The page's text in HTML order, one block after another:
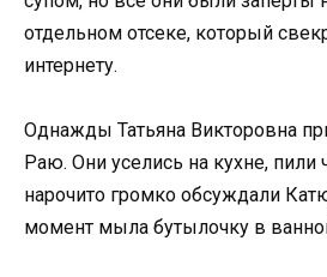
отдельном отсеке, который
интернету.
Однажды Татьяна Викторовна
Раю. Они уселись на кухне, пили
нарочито громко обсуждали
момент мыла бутылочку в